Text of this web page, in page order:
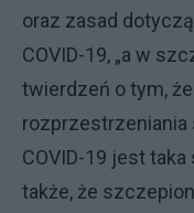
oraz zasad
COVID-19, „a w
twierdzeń o tym,
rozprzestrzeniania
COVID-19 jest
także, że